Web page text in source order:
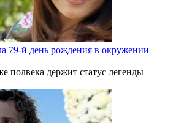
79-й день рождения в окружении
полвека держит статус легенды